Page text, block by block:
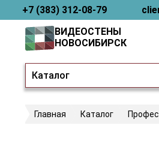
+7 (383) 312-08-79
Каталог
ВИДЕОСТЕНЫ
НОВОСИБИРСК
Главная Каталог